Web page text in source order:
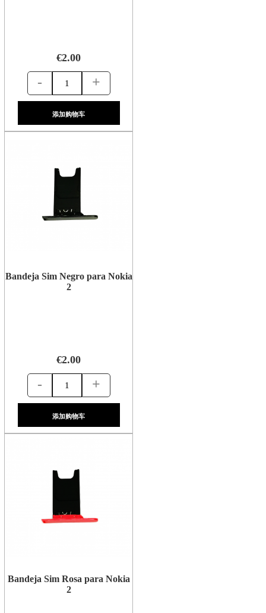
€2.00
- +
添加购物车
Bandeja Sim Negro para Nokia
2
€2.00
- +
添加购物车
Bandeja Sim Rosa para Nokia
2